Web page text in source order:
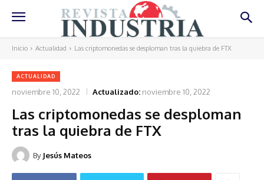
Inicio Actualidad Las criptomonedas se desploman tras la quiebra de FTX
ACTUALIDAD
noviembre 10, 2022 Actualizado: noviembre 10, 2022
Las criptomonedas se desploman
tras la quiebra de FTX
By Jesús Mateos